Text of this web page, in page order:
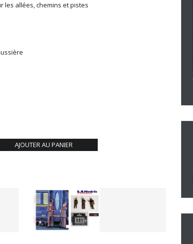
les allées, chemins et pistes
AJOUTER AU PANIER